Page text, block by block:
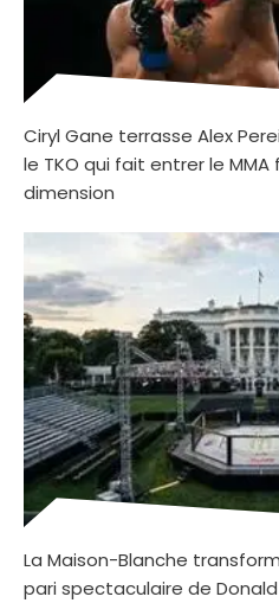
Ciryl Gane terrasse Alex
le TKO qui fait entrer le
dimension
La Maison-Blanche
pari spectaculaire de